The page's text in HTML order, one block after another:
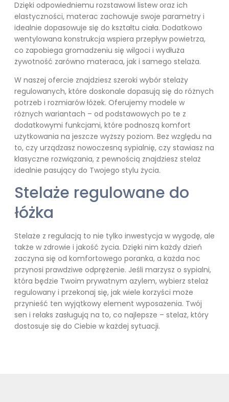
Dzięki odpowiedniemu rozstawowi listew oraz ich
elastyczności, materac zachowuje swoje parametry i
idealnie dopasowuje się do kształtu ciała. Dodatkowo
wentylowana konstrukcja wspiera przepływ powietrza,
co zapobiega gromadzeniu się wilgoci i wydłuża
żywotność zarówno materaca, jak i samego stelaża.
W naszej ofercie znajdziesz szeroki wybór stelaży
regulowanych, które doskonale dopasują się do różnych
potrzeb i rozmiarów łóżek. Oferujemy modele w
różnych wariantach – od podstawowych po te z
dodatkowymi funkcjami, które podnoszą komfort
użytkowania na jeszcze wyższy poziom. Bez względu na
to, czy urządzasz nowoczesną sypialnię, czy stawiasz na
klasyczne rozwiązania, z pewnością znajdziesz stelaż
idealnie pasujący do Twojego stylu życia.
Stelaże regulowane do
łóżka
Stelaże z regulacją to nie tylko inwestycja w wygodę, ale
także w zdrowie i jakość życia. Dzięki nim każdy dzień
zaczyna się od komfortowego poranka, a każda noc
przynosi prawdziwe odprężenie. Jeśli marzysz o sypialni,
która będzie Twoim prywatnym azylem, wybierz stelaż
regulowany i przekonaj się, jak wiele korzyści może
przynieść ten wyjątkowy element wyposażenia. Twój
sen i relaks zasługują na to, co najlepsze – stelaż, który
dostosuje się do Ciebie w każdej sytuacji.